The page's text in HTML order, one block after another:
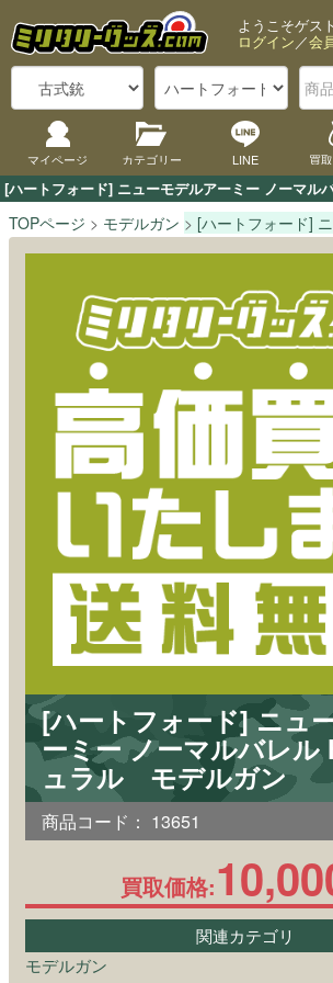
[ハートフォード] ニューモデルアーミー ノーマル
ようこそゲス
ログイン／会
マイページ カテゴリー LINE 買
TOPページ モデルガン [ハートフォード]
[ハートフォード] ニュ
ーミー ノーマルバレル
ュラル モデルガン
商品コード： 13651
買取価格:
関連カテゴリ
モデルガン